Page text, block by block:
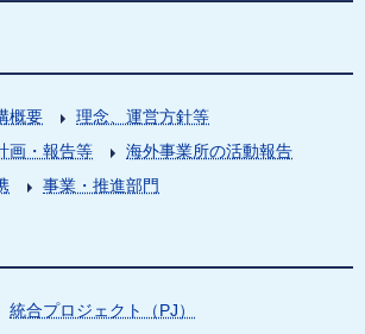
概要
理念、運営方針等
画・報告等
海外事業所の活動報告
事業・推進部門
統合プロジェクト（PJ）